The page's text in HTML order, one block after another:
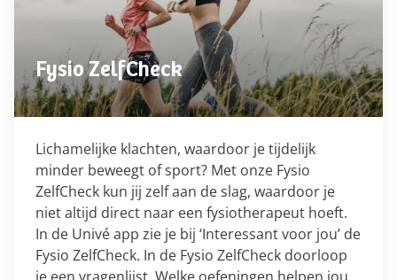
Fysio ZelfCheck
Lichamelijke klachten, waardoor je tijdelijk
minder beweegt of sport? Met onze Fysio
ZelfCheck kun jij zelf aan de slag, waardoor je
niet altijd direct naar een fysiotherapeut hoeft.
In de Univé app zie je bij ‘Interessant voor jou’ de
Fysio ZelfCheck. In de Fysio ZelfCheck doorloop